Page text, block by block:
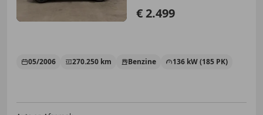
€ 2.499
05/2006 270.250 km Benzine 136 kW (185 PK)